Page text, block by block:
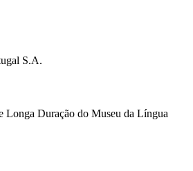
S.A.
Longa Duração do Museu da Língua